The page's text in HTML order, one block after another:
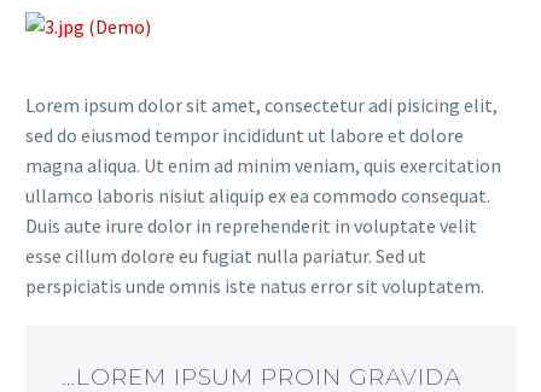
Lorem ipsum dolor sit amet, consectetur adi pisicing elit,
sed do eiusmod tempor incididunt ut labore et dolore
magna aliqua. Ut enim ad minim veniam, quis exercitation
ullamco laboris nisiut aliquip ex ea commodo consequat.
Duis aute irure dolor in reprehenderit in voluptate velit
esse cillum dolore eu fugiat nulla pariatur. Sed ut
perspiciatis unde omnis iste natus error sit voluptatem.
…LOREM IPSUM PROIN GRAVIDA